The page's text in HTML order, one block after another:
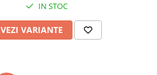
IN STOC
VEZI VARIANTE